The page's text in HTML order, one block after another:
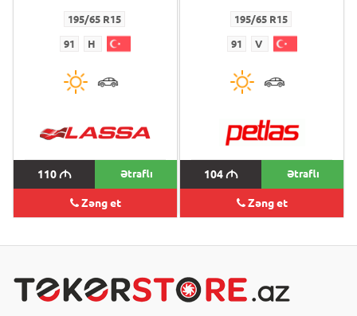
195/65 R15
91 H
110M Ətraflı
Zəng et
195/65 R15
91 V
104M Ətraflı
Zəng et